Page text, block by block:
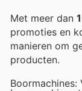
Met meer dan
promoties en
manieren om
producten.